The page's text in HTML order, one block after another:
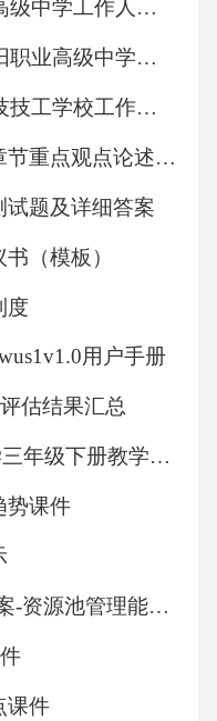
2025宁波市四明职业高级中学工作人员招聘考试试题
2025四川省泸州市江阳职业高级中学校工作人员招聘考试试题
2025哈尔滨市创新科技技工学校工作人员招聘考试试题
八年级历史开学摸底章节重点观点论述填空题达标测试卷核心素养版
试题及详细答案
（模板）
度
用户手册
估结果汇总
新苏教版(2020版)科学三年级下册教学课件-14金属
势课件
24-融合资源池解决方案-资源池管理能力特性介课件
课件